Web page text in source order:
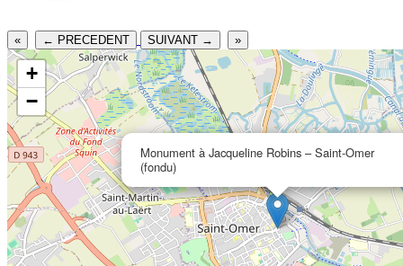
« ← PRECEDENT SUIVANT → »
Monument à Jacqueline Robins – Saint-Omer
(fondu)
+
−